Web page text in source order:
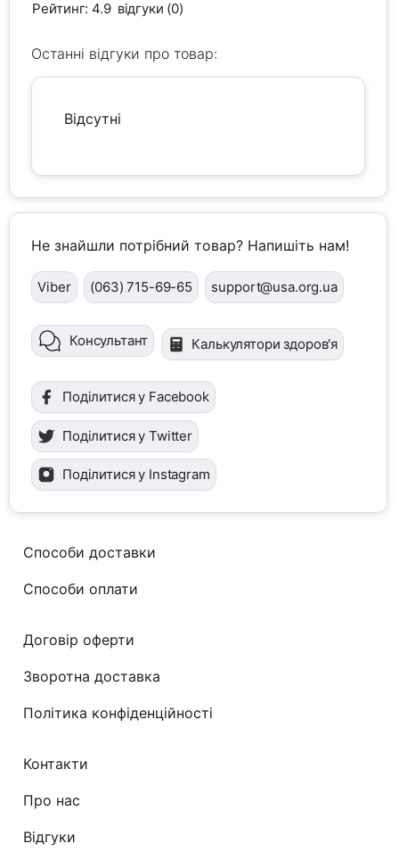
Рейтинг: 4.9 відгуки (0)
Останні відгуки про товар:
Відсутні
Не знайшли потрібний товар? Напишіть нам!
Viber (063) 715-69-65 support@usa.org.ua
Консультант Калькулятори здоров'я
Поділитися у Facebook
Поділитися у Twitter
Поділитися у Instagram
Способи доставки
Способи оплати
Договір оферти
Зворотна доставка
Політика конфіденційності
Контакти
Про нас
Відгуки